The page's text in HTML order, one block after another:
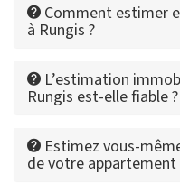
Comment estimer
à Rungis ?
L’estimation
Rungis est-elle fiable ?
Estimez vous-
de votre appartement